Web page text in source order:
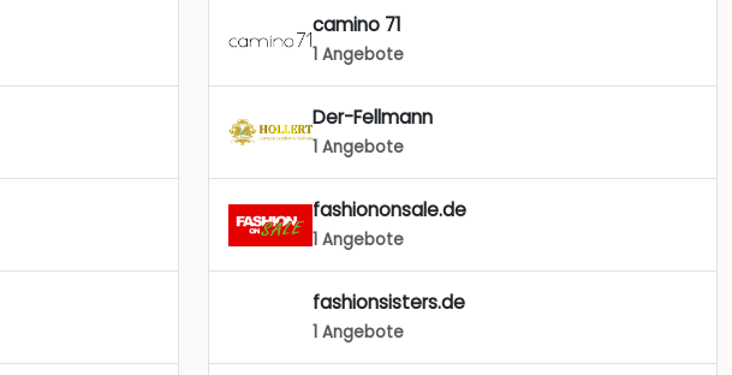
camino 71
1 Angebote
Der-Fellmann
1 Angebote
fashiononsale.de
1 Angebote
fashionsisters.de
1 Angebote